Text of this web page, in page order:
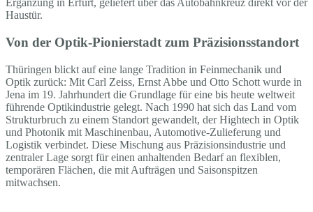
Ergänzung in Erfurt, geliefert über das Autobahnkreuz direkt vor der
Haustür.
Von der Optik-Pionierstadt zum Präzisionsstandort
Thüringen blickt auf eine lange Tradition in Feinmechanik und
Optik zurück: Mit Carl Zeiss, Ernst Abbe und Otto Schott wurde in
Jena im 19. Jahrhundert die Grundlage für eine bis heute weltweit
führende Optikindustrie gelegt. Nach 1990 hat sich das Land vom
Strukturbruch zu einem Standort gewandelt, der Hightech in Optik
und Photonik mit Maschinenbau, Automotive-Zulieferung und
Logistik verbindet. Diese Mischung aus Präzisionsindustrie und
zentraler Lage sorgt für einen anhaltenden Bedarf an flexiblen,
temporären Flächen, die mit Aufträgen und Saisonspitzen
mitwachsen.